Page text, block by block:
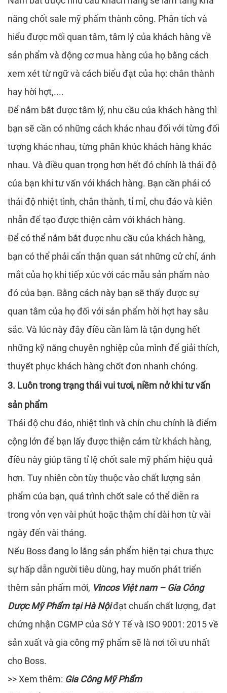
năng chốt sale mỹ phẩm thành công. Phân tích và
hiểu được mối quan tâm, tâm lý của khách hàng về
sản phẩm và động cơ mua hàng của họ bằng cách
xem xét từ ngữ và cách biểu đạt của họ: chân thành
hay hời hợt,....
Để nắm bắt được tâm lý, nhu cầu của khách hàng thì
bạn sẽ cần có những cách khác nhau đối với từng đối
tượng khác nhau, từng phân khúc khách hàng khác
nhau. Và điều quan trọng hơn hết đó chính là thái độ
của bạn khi tư vấn với khách hàng. Bạn cần phải có
thái độ nhiệt tình, chân thành, tỉ mỉ, chu đáo và kiên
nhẫn để tạo được thiện cảm với khách hàng.
Để có thể nắm bắt được nhu cầu của khách hàng,
bạn có thể phải cẩn thận quan sát những cử chỉ, ánh
mắt của họ khi tiếp xúc với các mẫu sản phẩm nào
đó của bạn. Bằng cách này bạn sẽ thấy được sự
quan tâm của họ đối với sản phẩm hời hợt hay sâu
sắc. Và lúc này đây điều cần làm là tận dụng hết
những kỹ năng chuyên nghiệp của mình để giải thích,
thuyết phục khách hàng chốt đơn nhanh chóng.
3. Luôn trong trạng thái vui tươi, niềm nở khi tư vấn
sản phẩm
Thái độ chu đáo, nhiệt tình và chỉn chu chính là điểm
cộng lớn để bạn lấy được thiện cảm từ khách hàng,
điều này giúp tăng tỉ lệ chốt sale mỹ phẩm hiệu quả
hơn. Tuy nhiên còn tùy thuộc vào chất lượng sản
phẩm của bạn, quá trình chốt sale có thể diễn ra
trong vỏn vẹn vài phút hoặc thậm chí dài hơn từ vài
ngày đến vài tháng.
Nếu Boss đang lo lắng sản phẩm hiện tại chưa thực
sự hấp dẫn người tiêu dùng, hay muốn phát triển
thêm sản phẩm mới, Vincos Việt nam – Gia Công
Dược Mỹ Phẩm tại Hà Nộiđạt chuẩn chất lượng, đạt
chứng nhận CGMP của Sở Y Tế và ISO 9001: 2015 về
sản xuất và gia công mỹ phẩm sẽ là nơi tối ưu nhất
cho Boss.
>> Xem thêm: Gia Công Mỹ Phẩm